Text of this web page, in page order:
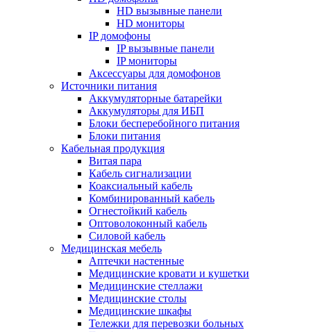
HD вызывные панели
HD мониторы
IP домофоны
IP вызывные панели
IP мониторы
Аксессуары для домофонов
Источники питания
Аккумуляторные батарейки
Аккумуляторы для ИБП
Блоки бесперебойного питания
Блоки питания
Кабельная продукция
Витая пара
Кабель сигнализации
Коаксиальный кабель
Комбинированный кабель
Огнестойкий кабель
Оптоволоконный кабель
Силовой кабель
Медицинская мебель
Аптечки настенные
Медицинские кровати и кушетки
Медицинские стеллажи
Медицинские столы
Медицинские шкафы
Тележки для перевозки больных